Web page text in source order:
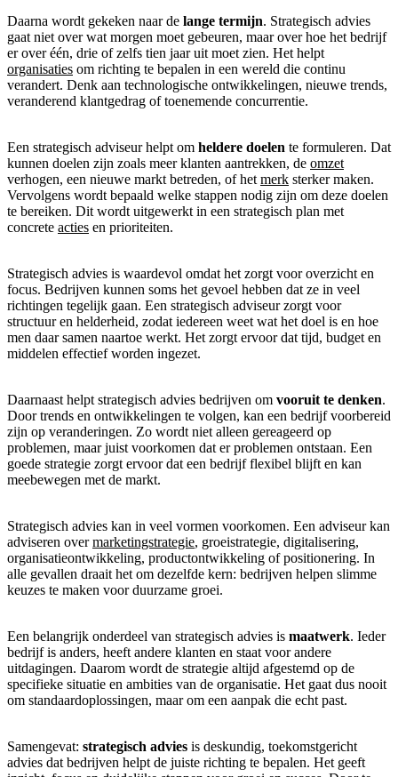
Daarna wordt gekeken naar de lange termijn. Strategisch advies
gaat niet over wat morgen moet gebeuren, maar over hoe het bedrijf
er over één, drie of zelfs tien jaar uit moet zien. Het helpt
organisaties om richting te bepalen in een wereld die continu
verandert. Denk aan technologische ontwikkelingen, nieuwe trends,
veranderend klantgedrag of toenemende concurrentie.
Een strategisch adviseur helpt om heldere doelen te formuleren. Dat
kunnen doelen zijn zoals meer klanten aantrekken, de omzet
verhogen, een nieuwe markt betreden, of het merk sterker maken.
Vervolgens wordt bepaald welke stappen nodig zijn om deze doelen
te bereiken. Dit wordt uitgewerkt in een strategisch plan met
concrete acties en prioriteiten.
Strategisch advies is waardevol omdat het zorgt voor overzicht en
focus. Bedrijven kunnen soms het gevoel hebben dat ze in veel
richtingen tegelijk gaan. Een strategisch adviseur zorgt voor
structuur en helderheid, zodat iedereen weet wat het doel is en hoe
men daar samen naartoe werkt. Het zorgt ervoor dat tijd, budget en
middelen effectief worden ingezet.
Daarnaast helpt strategisch advies bedrijven om vooruit te denken.
Door trends en ontwikkelingen te volgen, kan een bedrijf voorbereid
zijn op veranderingen. Zo wordt niet alleen gereageerd op
problemen, maar juist voorkomen dat er problemen ontstaan. Een
goede strategie zorgt ervoor dat een bedrijf flexibel blijft en kan
meebewegen met de markt.
Strategisch advies kan in veel vormen voorkomen. Een adviseur kan
adviseren overmarketingstrategie, groeistrategie, digitalisering,
organisatieontwikkeling, productontwikkeling of positionering. In
alle gevallen draait het om dezelfde kern: bedrijven helpen slimme
keuzes te maken voor duurzame groei.
Een belangrijk onderdeel van strategisch advies is maatwerk. Ieder
bedrijf is anders, heeft andere klanten en staat voor andere
uitdagingen. Daarom wordt de strategie altijd afgestemd op de
specifieke situatie en ambities van de organisatie. Het gaat dus nooit
om standaardoplossingen, maar om een aanpak die echt past.
Samengevat: strategisch advies is deskundig, toekomstgericht
advies dat bedrijven helpt de juiste richting te bepalen. Het geeft